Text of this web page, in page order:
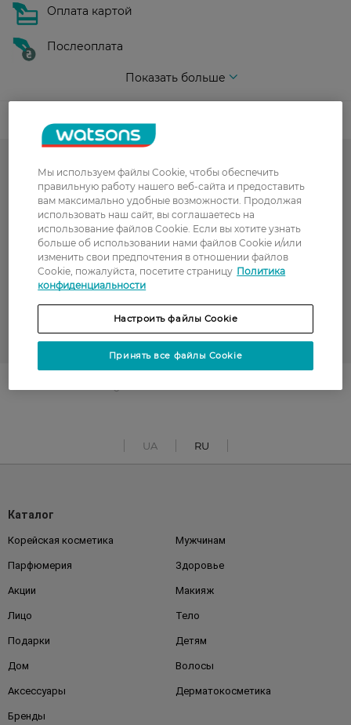
Оплата картой
Послеоплата
Показать больше
Код товара
Косметика для губ
Блеск для губ
Декоративная косметика
1=2 на декоративную косметику ТМ QUISS и M.A.G. COLOUR
INTENSE
РАСПРОДАЖА
COLOUR INTENSE
UA RU
Каталог
Корейская косметика Мужчинам
Парфюмерия Здоровье
Акции Макияж
Лицо Тело
Подарки Детям
Дом Волосы
Аксессуары Дерматокосметика
Бренды
Мы используем файлы Cookie, чтобы обеспечить
правильную работу нашего веб-сайта и предоставить
вам максимально удобные возможности. Продолжая
использовать наш сайт, вы соглашаетесь на
использование файлов Cookie. Если вы хотите узнать
больше об использовании нами файлов Cookie и/или
изменить свои предпочтения в отношении файлов
Cookie, пожалуйста, посетите страницу Политика
конфиденциальности
Настроить файлы Cookie
Принять все файлы Cookie